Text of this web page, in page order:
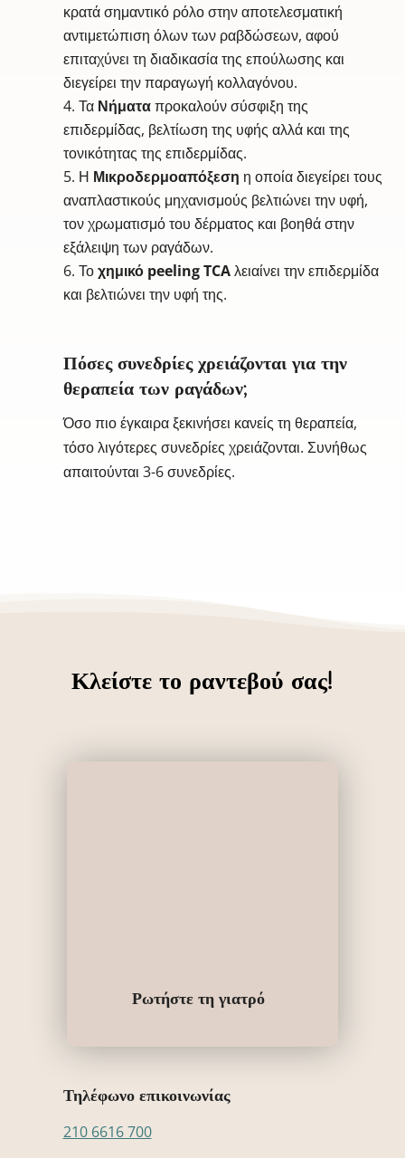
κρατά σημαντικό ρόλο στην αποτελεσματική
αντιμετώπιση όλων των ραβδώσεων, αφού
επιταχύνει τη διαδικασία της επούλωσης και
διεγείρει την παραγωγή κολλαγόνου.
ΤαΝήματαπροκαλούν σύσφιξη της
επιδερμίδας, βελτίωση της υφής αλλά και της
τονικότητας της επιδερμίδας.
Η Μικροδερμοαπόξεση η οποία διεγείρει τους
αναπλαστικούς μηχανισμούς βελτιώνει την υφή,
τον χρωματισμό του δέρματος και βοηθά στην
εξάλειψη των ραγάδων.
Τοχημικό peeling TCAλειαίνει την επιδερμίδα
και βελτιώνει την υφή της.
Πόσες συνεδρίες χρειάζονται για την
θεραπεία των ραγάδων;
Όσο πιο έγκαιρα ξεκινήσει κανείς τη θεραπεία,
τόσο λιγότερες συνεδρίες χρειάζονται. Συνήθως
απαιτούνται 3-6 συνεδρίες.
Κλείστε το ραντεβού σας!
Ρωτήστε τη γιατρό
Τηλέφωνο επικοινωνίας
210 6616 700